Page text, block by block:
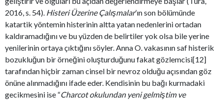
2016, s. 54). Histeri Üzerine Çalışmalar’ın son bölümünde
katartik yöntemin histerinin altta yatan nedenlerini ortadan
kaldıramadığını ve bu yüzden de belirtiler yok olsa bile yerine
yenilerinin ortaya çıktığını söyler. Anna O. vakasının saf histerik
bozukluğun bir örneğini oluşturduğunu fakat gözlemcisi[12]
tarafından hiçbir zaman cinsel bir nevroz olduğu açısından göz
önüne alınmadığını ifade eder. Kendisinin bu bağı kurmadaki
gecikmesini ise “Charcot okulundan yeni gelmiştim ve